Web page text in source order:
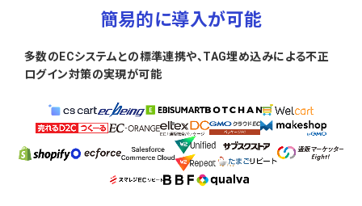
簡易的に導入が可能
多数のECシステムとの標準連携や、TAG埋め込みによる不正
ログイン対策の実現が可能